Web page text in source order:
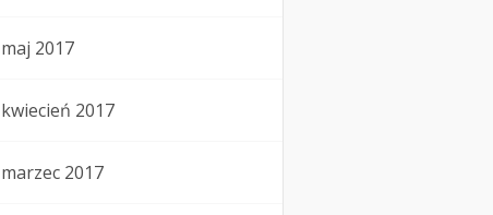
maj 2017
kwiecień 2017
marzec 2017